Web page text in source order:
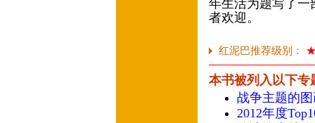
年生活为题写了一
者欢迎。
红泥巴推荐级别：
本书被列入以下专
战争主题的
2012年度